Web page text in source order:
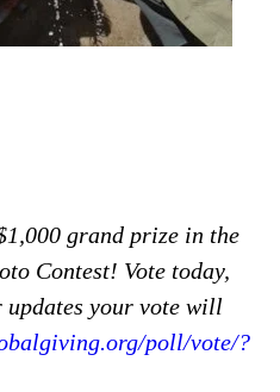
grand prize in the
Contest! Vote today,
updates your vote will
poll/vote/?